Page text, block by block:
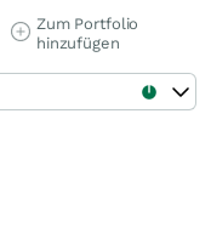
Zum Portfolio
hinzufügen